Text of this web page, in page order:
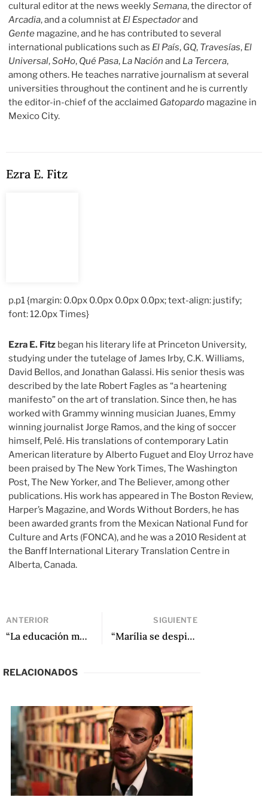
cultural editor at the news weeklySemana, the director of
Arcadia, and a columnist at El Espectadorand
Gente magazine, and he has contributed to several
international publications such as El País, GQ, Travesías, El
Universal,SoHo, Qué Pasa, La Nación and La Tercera,
among others. He teaches narrative journalism at several
universities throughout the continent and he is currently
the editor-in-chief of the acclaimed Gatopardo magazine in
Mexico City.
Ezra E. Fitz
p.p1 {margin: 0.0px 0.0px 0.0px 0.0px; text-align: justify;
font: 12.0px Times}
Ezra E. Fitz began his literary life at Princeton University,
studying under the tutelage of James Irby, C.K. Williams,
David Bellos, and Jonathan Galassi. His senior thesis was
described by the late Robert Fagles as “a heartening
manifesto” on the art of translation. Since then, he has
worked with Grammy winning musician Juanes, Emmy
winning journalist Jorge Ramos, and the king of soccer
himself, Pelé. His translations of contemporary Latin
American literature by Alberto Fuguet and Eloy Urroz have
been praised by The New York Times, The Washington
Post, The New Yorker, and The Believer, among other
publications. His work has appeared in The Boston Review,
Harper’s Magazine, and Words Without Borders, he has
been awarded grants from the Mexican National Fund for
Culture and Arts (FONCA), and he was a 2010 Resident at
the Banff International Literary Translation Centre in
Alberta, Canada.
ANTERIOR
“La educación mecánica” Mauro Libertella
SIGUIENTE
“Marília se despierta” de Natalia Borges
RELACIONADOS